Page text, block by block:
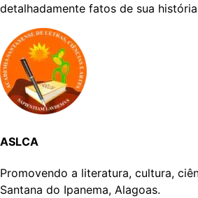
detalhadamente fatos de sua
ASLCA
Promovendo a literatura, cultura,
Santana do Ipanema, Alagoas.